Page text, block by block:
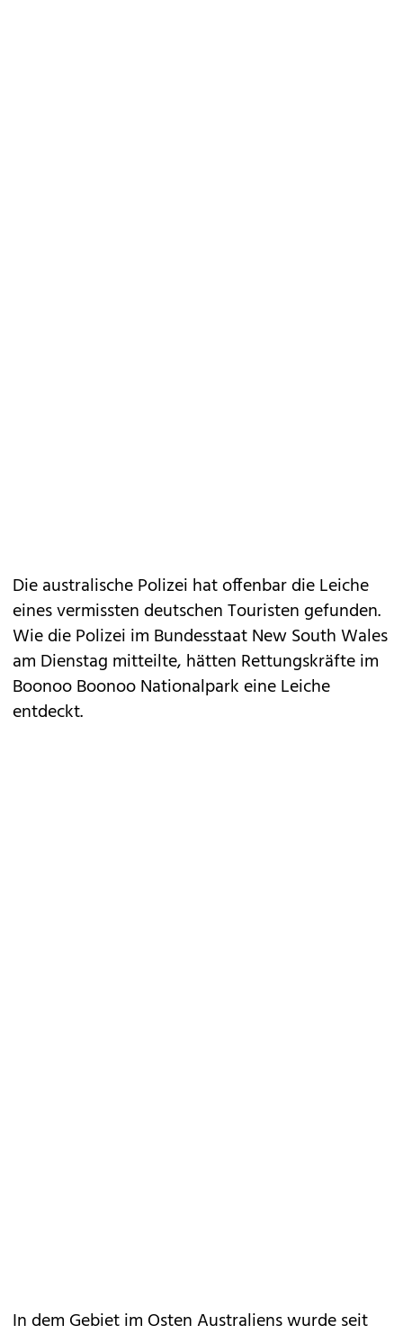
Die australische Polizei hat offenbar die Leiche
eines vermissten deutschen Touristen gefunden.
Wie die Polizei im Bundesstaat New South Wales
am Dienstag mitteilte, hätten Rettungskräfte im
Boonoo Boonoo Nationalpark eine Leiche
entdeckt.
In dem Gebiet im Osten Australiens wurde seit